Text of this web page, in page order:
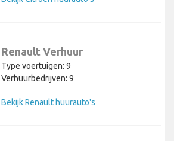
Renault Verhuur
Type voertuigen: 9
Verhuurbedrijven: 9
Bekijk Renault huurauto's